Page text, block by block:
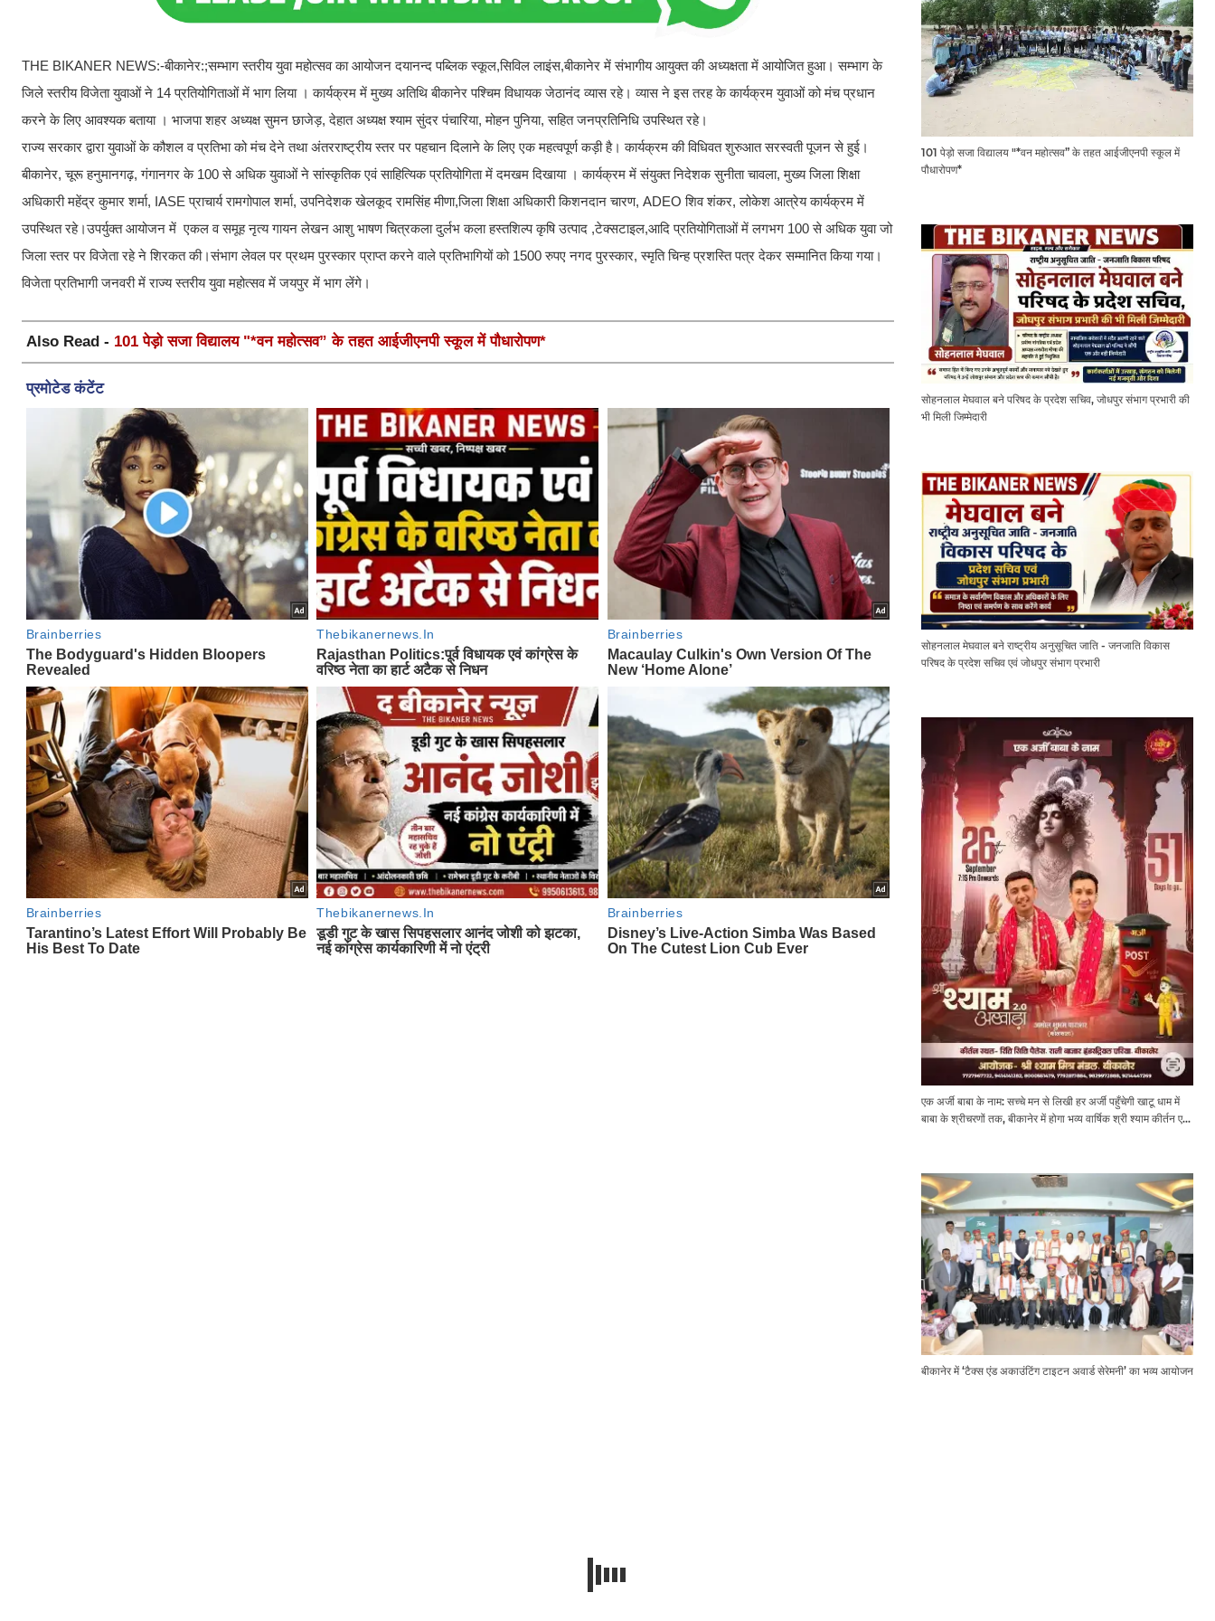
THE BIKANER NEWS:-बीकानेर:;सम्भाग स्तरीय युवा महोत्सव का आयोजन दयानन्द पब्लिक स्कूल,सिविल लाइंस,बीकानेर में संभागीय आयुक्त की अध्यक्षता में आयोजित हुआ। सम्भाग के
जिले स्तरीय विजेता युवाओं ने 14 प्रतियोगिताओं में भाग लिया । कार्यक्रम में मुख्य अतिथि बीकानेर पश्चिम विधायक जेठानंद व्यास रहे। व्यास ने इस तरह के कार्यक्रम युवाओं को मंच प्रधान
करने के लिए आवश्यक बताया । भाजपा शहर अध्यक्ष सुमन छाजेड़, देहात अध्यक्ष श्याम सुंदर पंचारिया, मोहन पुनिया, सहित जनप्रतिनिधि उपस्थित रहे।
राज्य सरकार द्वारा युवाओं के कौशल व प्रतिभा को मंच देने तथा अंतरराष्ट्रीय स्तर पर पहचान दिलाने के लिए एक महत्वपूर्ण कड़ी है। कार्यक्रम की विधिवत शुरुआत सरस्वती पूजन से हुई।
बीकानेर, चूरू हनुमानगढ़, गंगानगर के 100 से अधिक युवाओं ने सांस्कृतिक एवं साहित्यिक प्रतियोगिता में दमखम दिखाया । कार्यक्रम में संयुक्त निदेशक सुनीता चावला, मुख्य जिला शिक्षा
अधिकारी महेंद्र कुमार शर्मा, IASE प्राचार्य रामगोपाल शर्मा, उपनिदेशक खेलकूद रामसिंह मीणा,जिला शिक्षा अधिकारी किशनदान चारण, ADEO शिव शंकर, लोकेश आत्रेय कार्यक्रम में
उपस्थित रहे।उपर्युक्त आयोजन में एकल व समूह नृत्य गायन लेखन आशु भाषण चित्रकला दुर्लभ कला हस्तशिल्प कृषि उत्पाद ,टेक्सटाइल,आदि प्रतियोगिताओं में लगभग 100 से अधिक युवा जो
जिला स्तर पर विजेता रहे ने शिरकत की।संभाग लेवल पर प्रथम पुरस्कार प्राप्त करने वाले प्रतिभागियों को 1500 रुपए नगद पुरस्कार, स्मृति चिन्ह प्रशस्ति पत्र देकर सम्मानित किया गया।
विजेता प्रतिभागी जनवरी में राज्य स्तरीय युवा महोत्सव में जयपुर में भाग लेंगे।
Also Read - 101 पेड़ो सजा विद्यालय "*वन महोत्सव” के तहत आईजीएनपी स्कूल में पौधारोपण*
101 पेड़ो सजा विद्यालय "*वन महोत्सव” के तहत आईजीएनपी स्कूल में
पौधारोपण*
सोहनलाल मेघवाल बने परिषद के प्रदेश सचिव, जोधपुर संभाग प्रभारी की
भी मिली जिम्मेदारी
सोहनलाल मेघवाल बने राष्ट्रीय अनुसूचित जाति - जनजाति विकास
परिषद के प्रदेश सचिव एवं जोधपुर संभाग प्रभारी
एक अर्जी बाबा के नाम: सच्चे मन से लिखी हर अर्जी पहुँचेगी खाटू धाम में
बाबा के श्रीचरणों तक, बीकानेर में होगा भव्य वार्षिक श्री श्याम कीर्तन एवं
बीकानेर में ‘टैक्स एंड अकाउंटिंग टाइटन अवार्ड सेरेमनी’ का भव्य आयोजन